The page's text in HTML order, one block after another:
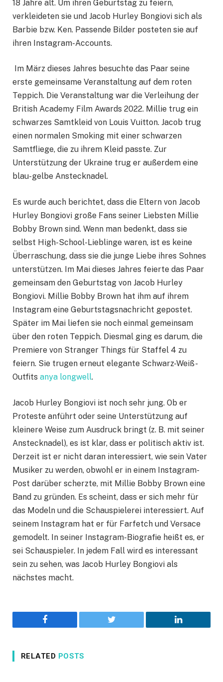
18 Jahre alt. Um ihren Geburtstag zu feiern,
verkleideten sie und Jacob Hurley Bongiovi sich als
Barbie bzw. Ken. Passende Bilder posteten sie auf
ihren Instagram-Accounts.
Im März dieses Jahres besuchte das Paar seine
erste gemeinsame Veranstaltung auf dem roten
Teppich. Die Veranstaltung war die Verleihung der
British Academy Film Awards 2022. Millie trug ein
schwarzes Samtkleid von Louis Vuitton. Jacob trug
einen normalen Smoking mit einer schwarzen
Samtfliege, die zu ihrem Kleid passte. Zur
Unterstützung der Ukraine trug er außerdem eine
blau-gelbe Anstecknadel.
Es wurde auch berichtet, dass die Eltern von Jacob
Hurley Bongiovi große Fans seiner Liebsten Millie
Bobby Brown sind. Wenn man bedenkt, dass sie
selbst High-School-Lieblinge waren, ist es keine
Überraschung, dass sie die junge Liebe ihres Sohnes
unterstützen. Im Mai dieses Jahres feierte das Paar
gemeinsam den Geburtstag von Jacob Hurley
Bongiovi. Millie Bobby Brown hat ihm auf ihrem
Instagram eine Geburtstagsnachricht gepostet.
Später im Mai liefen sie noch einmal gemeinsam
über den roten Teppich. Diesmal ging es darum, die
Premiere von Stranger Things für Staffel 4 zu
feiern. Sie trugen erneut elegante Schwarz-Weiß-
Outfits anya longwell.
Jacob Hurley Bongiovi ist noch sehr jung. Ob er
Proteste anführt oder seine Unterstützung auf
kleinere Weise zum Ausdruck bringt (z. B. mit seiner
Anstecknadel), es ist klar, dass er politisch aktiv ist.
Derzeit ist er nicht daran interessiert, wie sein Vater
Musiker zu werden, obwohl er in einem Instagram-
Post darüber scherzte, mit Millie Bobby Brown eine
Band zu gründen. Es scheint, dass er sich mehr für
das Modeln und die Schauspielerei interessiert. Auf
seinem Instagram hat er für Farfetch und Versace
gemodelt. In seiner Instagram-Biografie heißt es, er
sei Schauspieler. In jedem Fall wird es interessant
sein zu sehen, was Jacob Hurley Bongiovi als
nächstes macht.
Facebook Twitter LinkedIn
RELATED POSTS